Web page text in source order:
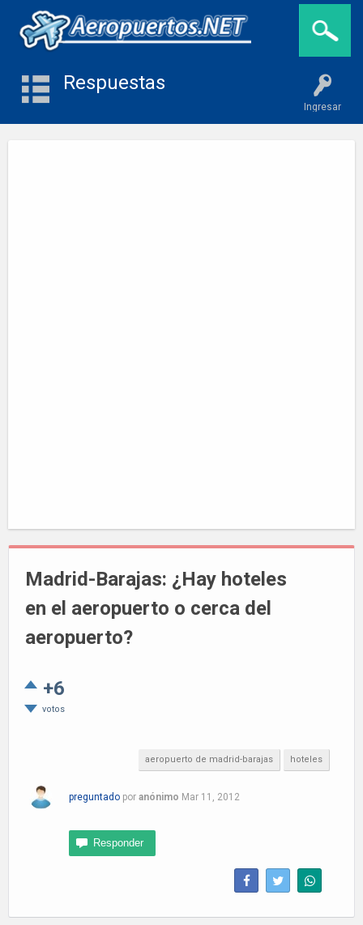
Ingresar
Respuestas
Madrid-Barajas: ¿Hay hoteles
en el aeropuerto o cerca del
aeropuerto?
+6
votos
aeropuerto de madrid-barajas hoteles
preguntado por anónimo Mar 11, 2012